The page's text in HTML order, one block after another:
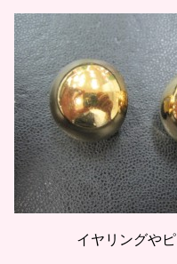
イヤリングや